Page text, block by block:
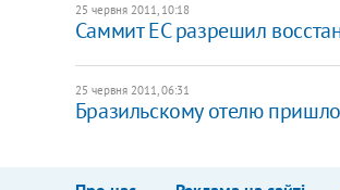
25 червня 2011, 10:18
Саммит ЕС разрешил
25 червня 2011, 06:31
Бразильскому отелю